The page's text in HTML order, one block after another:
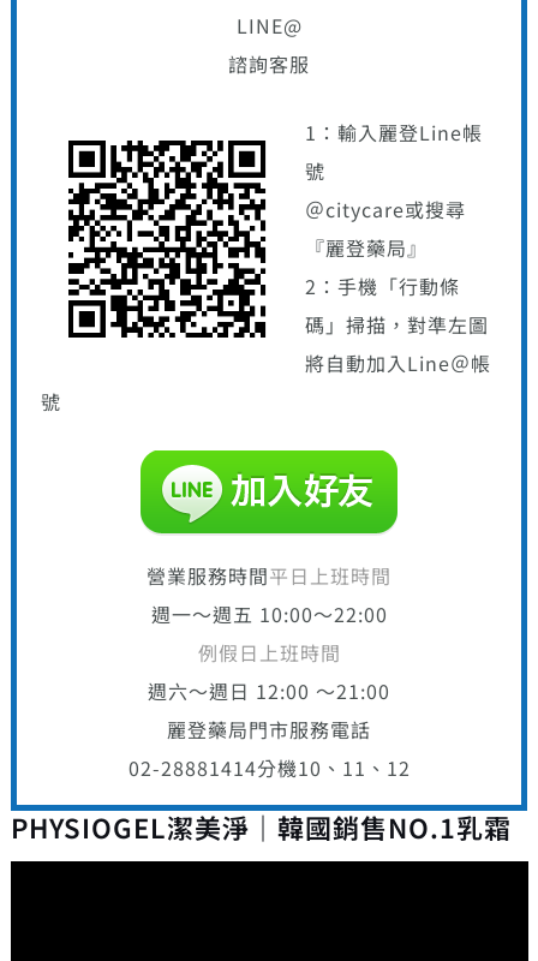
LINE@
諮詢客服
1：輸入麗登Line帳
號
＠citycare或搜尋
『麗登藥局』
2：手機「行動條
碼」掃描，對準左圖
將自動加入Line＠帳
號
營業服務時間平日上班時間
週一～週五 10:00～22:00
例假日上班時間
週六～週日 12:00 ～21:00
麗登藥局門市服務電話
02-28881414分機10、11、12
PHYSIOGEL潔美淨｜韓國銷售NO.1乳霜